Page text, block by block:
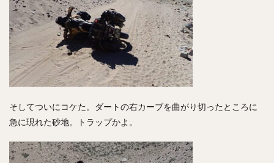
そしてついにコケた。ダートの右カーブを曲がり切ったところに
急に現れた砂地。トラップかよ。